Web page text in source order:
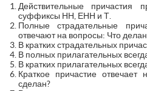
Действительные
суффиксы НН, ЕНН и Т.
Полные страдательные
отвечают на вопросы: Что
В кратких страдательных
В полных прилагательных
В кратких прилагательных
Краткое причастие
сделан?